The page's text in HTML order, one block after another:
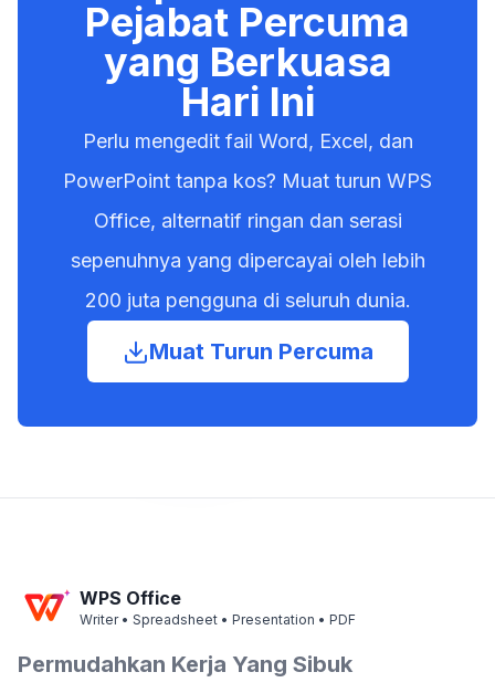
Pelajar dan pendidik mungkin layak
mendapat versi percuma melalui institusi
mereka.
aplikasi Office, kemas kini ciri berterusan,
dan perkhidmatan awan seperti OneDrive.
Office 2021 ialah pembelian sekali sahaja
yang menyediakan versi statik aplikasi
untuk satu komputer dan tidak menerima
kemas kini ciri.
Pejabat Percuma
yang Berkuasa
Hari Ini
Perlu mengedit fail Word, Excel, dan
PowerPoint tanpa kos? Muat turun WPS
Office, alternatif ringan dan serasi
sepenuhnya yang dipercayai oleh lebih
200 juta pengguna di seluruh dunia.
Muat Turun Percuma
WPS Office
Writer • Spreadsheet • Presentation • PDF
Permudahkan Kerja Yang Sibuk